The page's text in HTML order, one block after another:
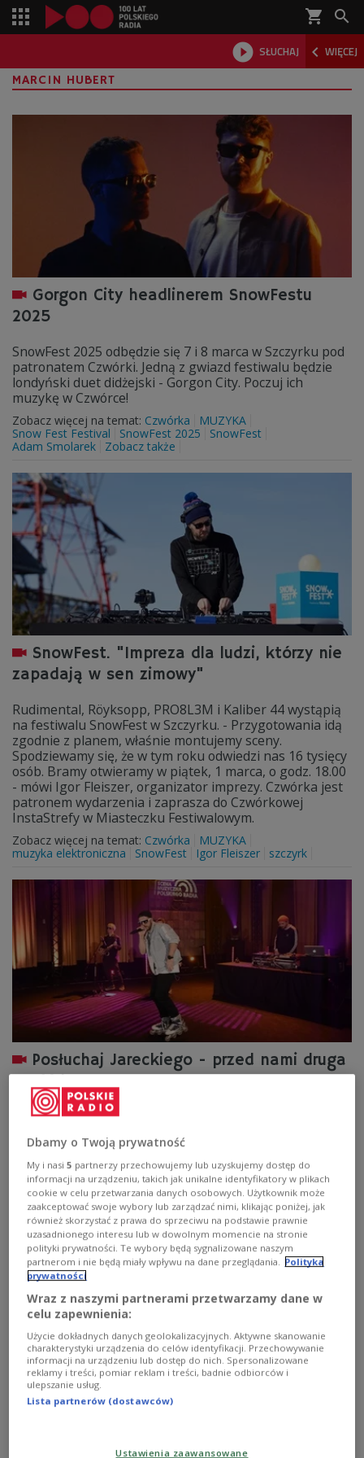
shopping_cart 
 SŁUCHAJ  WIĘCEJ

MARCIN HUBERT
Gorgon City headlinerem SnowFestu
2025
SnowFest 2025 odbędzie się 7 i 8 marca w Szczyrku pod
patronatem Czwórki. Jedną z gwiazd festiwalu będzie
londyński duet didżejski - Gorgon City. Poczuj ich
muzykę w Czwórce!
Zobacz więcej na temat: Czwórka
MUZYKA
Snow Fest Festival
SnowFest 2025
SnowFest
Adam Smolarek
Zobacz także
SnowFest. "Impreza dla ludzi, którzy nie
zapadają w sen zimowy"
Rudimental, Röyksopp, PRO8L3M i Kaliber 44 wystąpią
na festiwalu SnowFest w Szczyrku. - Przygotowania idą
zgodnie z planem, właśnie montujemy sceny.
Spodziewamy się, że w tym roku odwiedzi nas 16 tysięcy
osób. Bramy otwieramy w piątek, 1 marca, o godz. 18.00
- mówi Igor Fleiszer, organizator imprezy. Czwórka jest
patronem wydarzenia i zaprasza do Czwórkowej
InstaStrefy w Miasteczku Festiwalowym.
Zobacz więcej na temat: Czwórka
MUZYKA
muzyka elektroniczna
SnowFest Igor Fleiszer szczyrk
Posłuchaj Jareckiego - przed nami druga
część koncertu
Zapraszamy na retransmisję drugiej części
energii!
Zobacz więcej na temat:Czwórka rap Harper funk
MUZYKA muzyka rozrywkowa
Płyta tygodnia: SOLOMUN "Nobody Is Not
Loved" (NINL)
Ponad dekadę od wydania swojego debiutanckiego
Dbamy o Twoją prywatność
My i nasi5 partnerzy przechowujemy lub uzyskujemy dostęp do
informacji na urządzeniu, takich jak unikalne identyfikatory w plikach
cookie w celu przetwarzania danych osobowych. Użytkownik może
zaakceptować swoje wybory lub zarządzać nimi, klikając poniżej, jak
również skorzystać z prawa do sprzeciwu na podstawie prawnie
uzasadnionego interesu lub w dowolnym momencie na stronie
polityki prywatności. Te wybory będą sygnalizowane naszym
partnerom i nie będą miały wpływu na dane przeglądania. Polityka
prywatności
Wraz z naszymi partnerami przetwarzamy dane w
celu zapewnienia:
Użycie dokładnych danych geolokalizacyjnych. Aktywne skanowanie
charakterystyki urządzenia do celów identyfikacji. Przechowywanie
informacji na urządzeniu lub dostęp do nich. Spersonalizowane
reklamy i treści, pomiar reklam i treści, badnie odbiorców i
ulepszanie usług.
Lista partnerów (dostawców)
Ustawienia zaawansowane